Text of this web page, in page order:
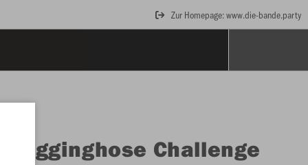
Zur Homepage: www.die-bande.party
Jogginghose Challenge